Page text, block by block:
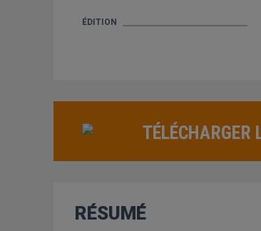
ÉDITION
TÉLÉCHARGER
RÉSUMÉ